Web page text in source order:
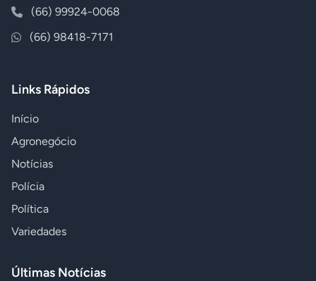
(66) 99924-0068
(66) 98418-7171
Links Rápidos
Início
Agronegócio
Notícias
Polícia
Política
Variedades
Últimas Notícias